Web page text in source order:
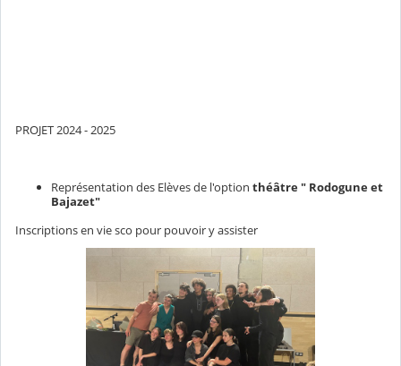
PROJET 2024 - 2025
Représentation des Elèves de l'option théâtre " Rodogune et
Bajazet"
Inscriptions en vie sco pour pouvoir y assister